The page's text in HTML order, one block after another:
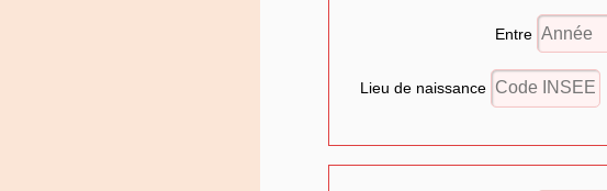
Entre
Lieu de naissance